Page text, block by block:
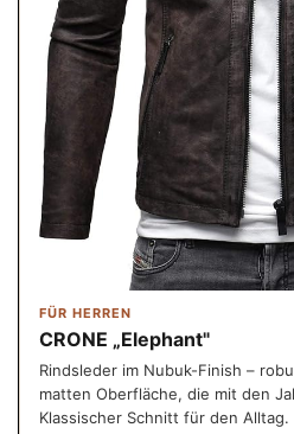
FÜR HERREN
CRONE „Elephant"
Rindsleder im Nubuk-Finish –
matten Oberfläche, die mit den
Klassischer Schnitt für den Alltag.